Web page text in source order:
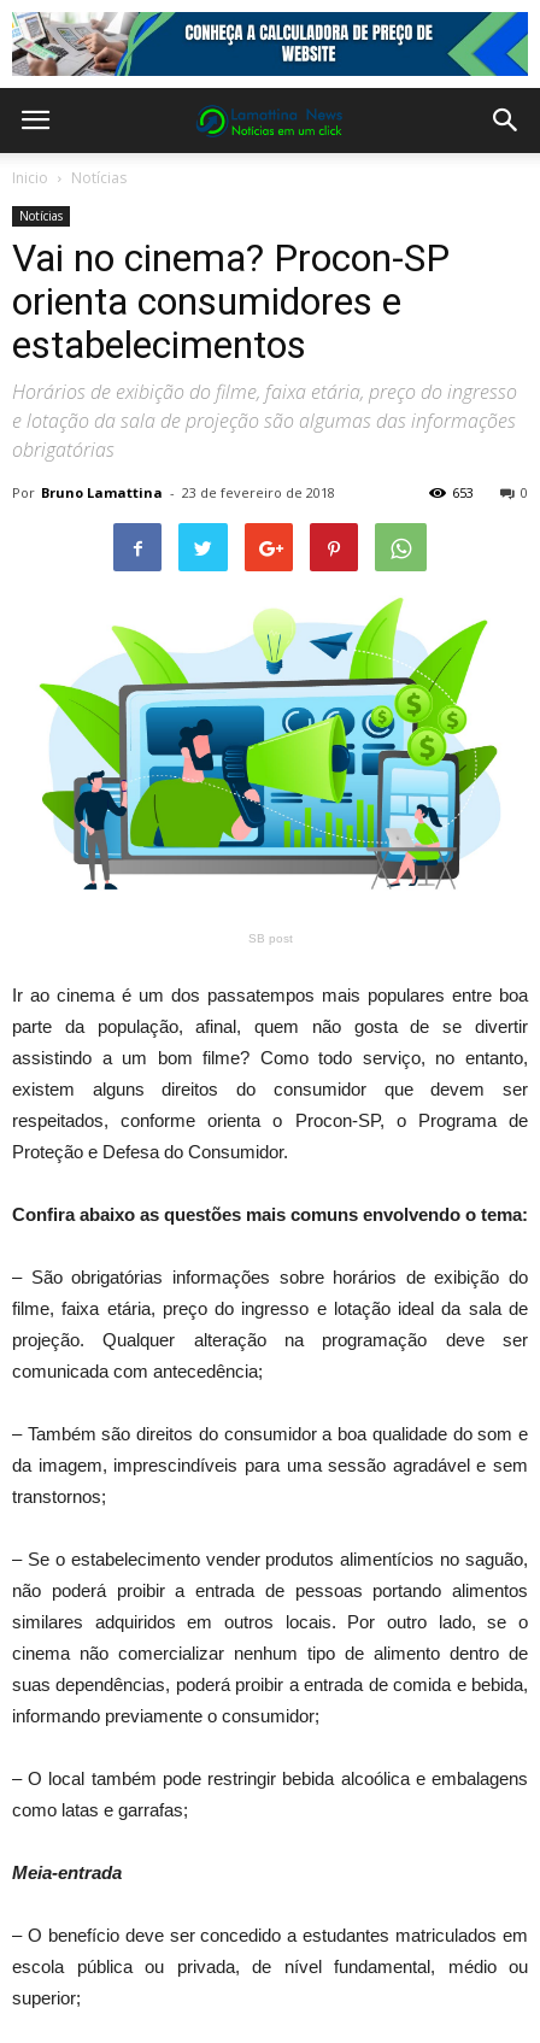
Inicio Notícias
Notícias
Vai no cinema? Procon-SP
orienta consumidores e
estabelecimentos
Horários de exibição do filme, faixa etária, preço do ingresso
e lotação da sala de projeção são algumas das informações
obrigatórias
Por Bruno Lamattina - 23 de fevereiro de 2018 0
653
SB post
Ir ao cinema é um dos passatempos mais populares entre boa
parte da população, afinal, quem não gosta de se divertir
assistindo a um bom filme? Como todo serviço, no entanto,
existem alguns direitos do consumidor que devem ser
respeitados, conforme orienta o Procon-SP, o Programa de
Proteção e Defesa do Consumidor.
Confira abaixo as questões mais comuns envolvendo o tema:
– São obrigatórias informações sobre horários de exibição do
filme, faixa etária, preço do ingresso e lotação ideal da sala de
projeção. Qualquer alteração na programação deve ser
comunicada com antecedência;
– Também são direitos do consumidor a boa qualidade do som e
da imagem, imprescindíveis para uma sessão agradável e sem
transtornos;
– Se o estabelecimento vender produtos alimentícios no saguão,
não poderá proibir a entrada de pessoas portando alimentos
similares adquiridos em outros locais. Por outro lado, se o
cinema não comercializar nenhum tipo de alimento dentro de
suas dependências, poderá proibir a entrada de comida e bebida,
informando previamente o consumidor;
– O local também pode restringir bebida alcoólica e embalagens
como latas e garrafas;
Meia-entrada
– O benefício deve ser concedido a estudantes matriculados em
escola pública ou privada, de nível fundamental, médio ou
superior;